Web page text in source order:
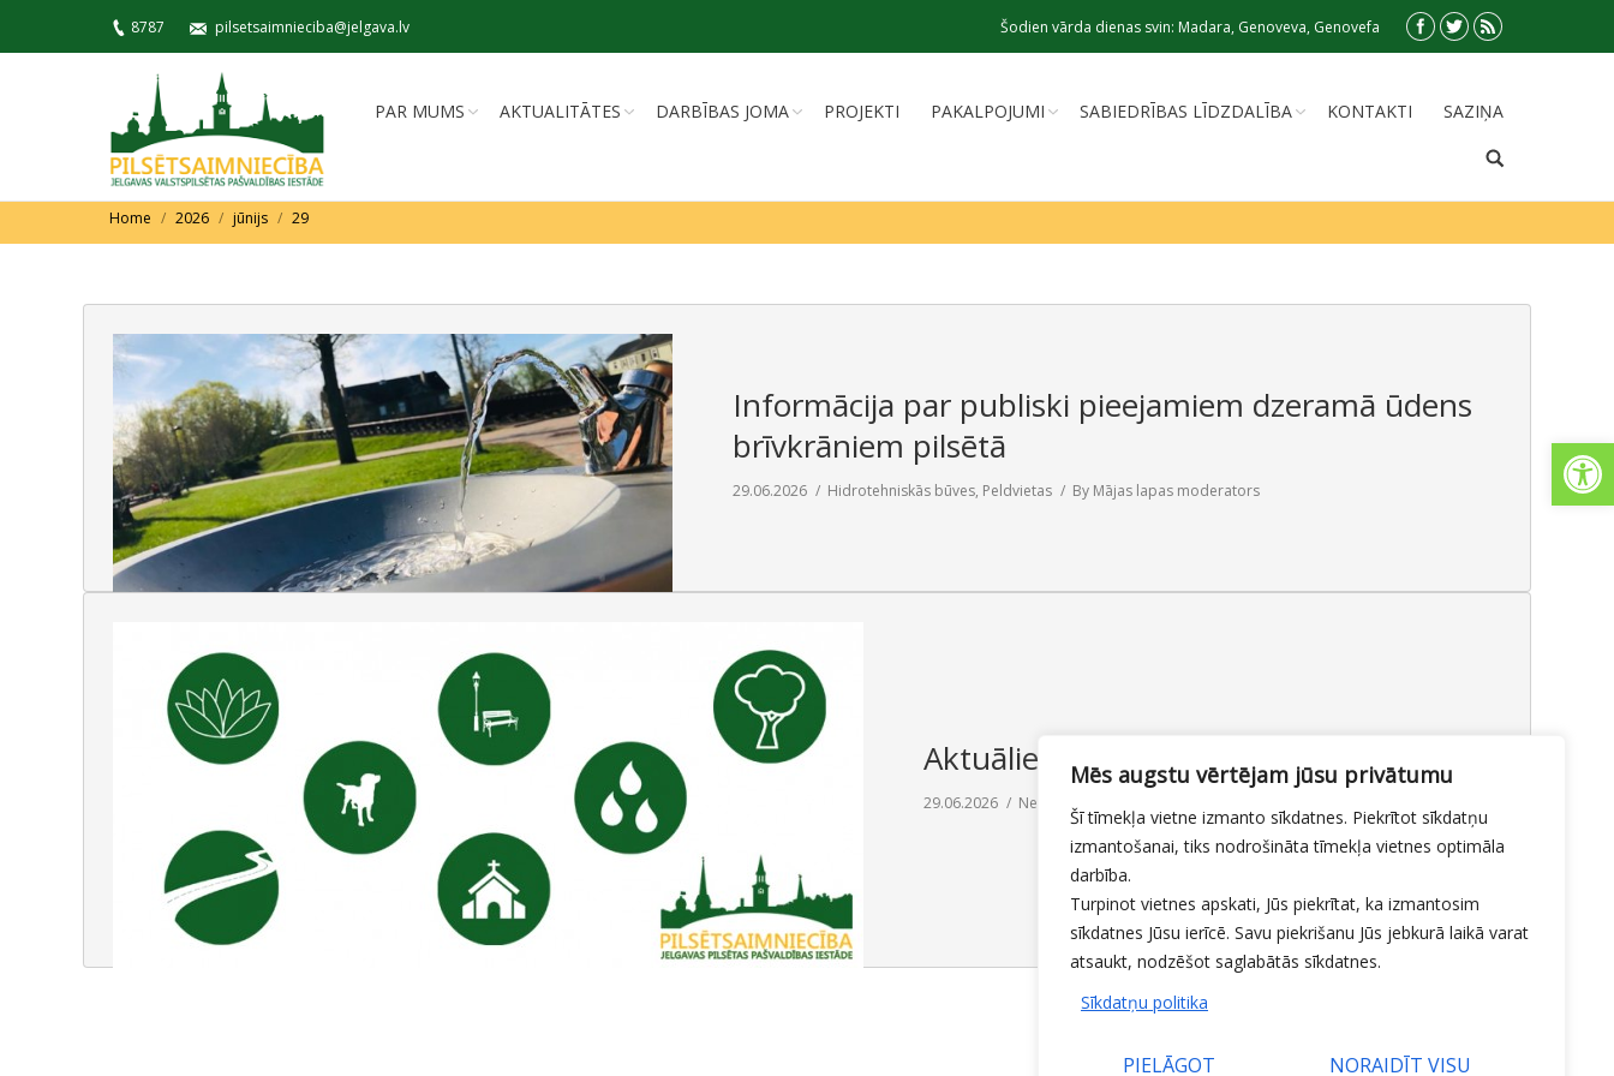
Mēs augstu vērtējam jūsu privātumu
Šī tīmekļa vietne izmanto sīkdatnes. Piekrītot sīkdatņu
izmantošanai, tiks nodrošināta tīmekļa vietnes optimāla
darbība.
Turpinot vietnes apskati, Jūs piekrītat, ka izmantosim
sīkdatnes Jūsu ierīcē. Savu piekrišanu Jūs jebkurā laikā varat
atsaukt, nodzēšot saglabātās sīkdatnes.
Sīkdatņu politika
PIELĀGOT NORAIDĪT VISU
8787 pilsetsaimnieciba@jelgava.lv Šodien vārda dienas svin: Madara, Genoveva, Genovefa
PAR MUMS AKTUALITĀTES DARBĪBAS JOMA PROJEKTI PAKALPOJUMI SABIEDRĪBAS LĪDZDALĪBA KONTAKTI SAZIŅA
You are here:
Home 2026 jūnijs 29
Informācija par publiski pieejamiem dzeramā ūdens
brīvkrāniem pilsētā
29.06.2026 Hidrotehniskās būves, Peldvietas By Mājas lapas moderators
Aktuālie darbi no 29. jūnija līdz 3. jūlijam
29.06.2026 Nedēļas darbi